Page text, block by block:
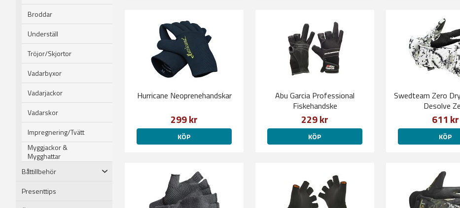
Broddar
Underställ
Tröjor/Skjortor
Vadarbyxor
Vadarjackor
Vadarskor
Impregnering/Tvätt
Myggjackor &
Mygghattar
Båttillbehör
Presenttips
Hurricane Neoprenehandskar
299 kr
KÖP
Abu Garcia Professional
Fiskehandske
229 kr
KÖP
Swedteam Zero
Desolve
611 kr
KÖP